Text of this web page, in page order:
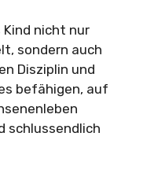
nicht nur
sondern auch
Disziplin und
befähigen, auf
schlussendlich